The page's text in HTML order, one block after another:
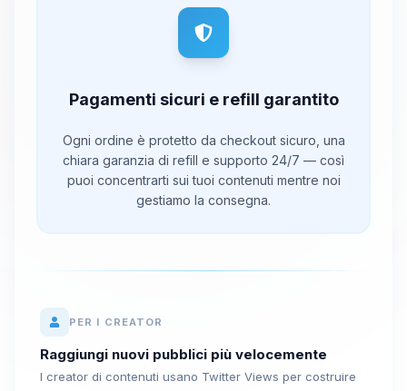
Pagamenti sicuri e refill garantito
Ogni ordine è protetto da checkout sicuro, una
chiara garanzia di refill e supporto 24/7 — così
puoi concentrarti sui tuoi contenuti mentre noi
gestiamo la consegna.
PER I CREATOR
Raggiungi nuovi pubblici più velocemente
I creator di contenuti usano Twitter Views per costruire